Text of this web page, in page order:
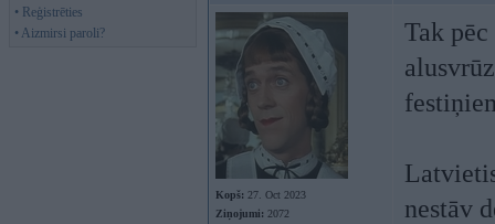
• Reģistrēties
• Aizmirsi paroli?
Kopš: 27. Oct 2023
Ziņojumi: 2072
Tak
nestāv